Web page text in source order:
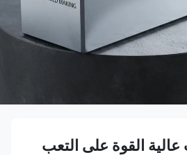
القوة على التعب